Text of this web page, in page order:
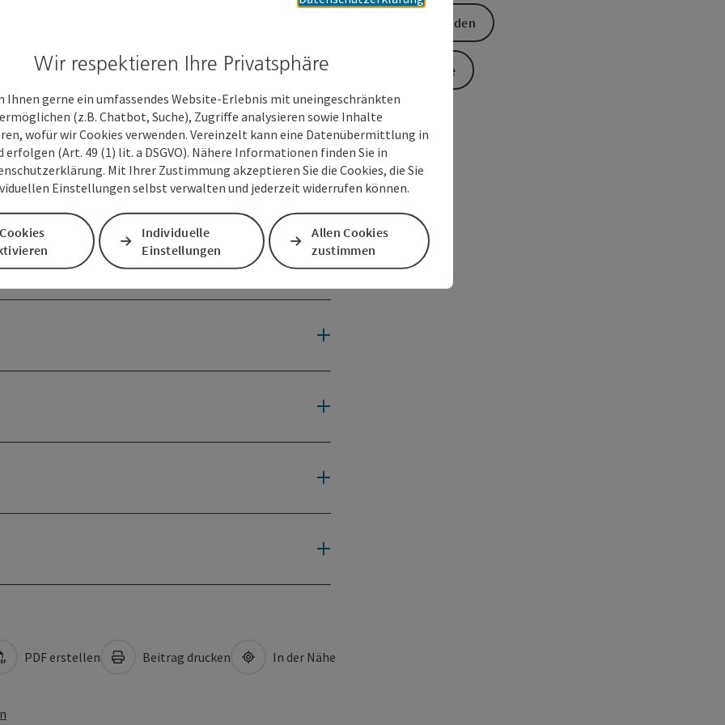
für Ästhetik. Für uns ist Floristik eine Leidenschaft
Liebe zur Natur spiegelt sich wieder in den stilvoll
und mit natürlichen Materialien kombiniert
uns Inspirationen aus aller Welt zu holen und vor
zu kreieren, welche unsere Kunden glücklich machen.
Anfrage senden
Zur Website
PDF erstellen Beitrag drucken In der Nähe
Wir respektieren Ihre Privatsphäre
Ihnen gerne ein umfassendes Website-Erlebnis mit uneingeschränkten
(z.B. Chatbot, Suche), Zugriffe analysieren sowie Inhalte
wofür wir Cookies verwenden. Vereinzelt kann eine Datenübermittlung in
(Art. 49 (1) lit. a DSGVO). Nähere Informationen finden Sie in
Mit Ihrer Zustimmung akzeptieren Sie die Cookies, die Sie
Einstellungen selbst verwalten und jederzeit widerrufen können.
Individuelle
Einstellungen
Allen Cookies
zustimmen